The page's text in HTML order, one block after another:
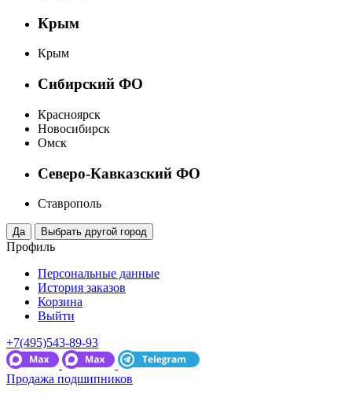
Крым
Крым
Сибирский ФО
Красноярск
Новосибирск
Омск
Северо-Кавказский ФО
Ставрополь
Профиль
Персональные данные
История заказов
Корзина
Выйти
+7(495)543-89-93
Продажа подшипников